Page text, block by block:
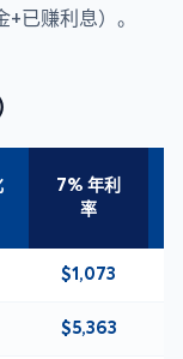
已赚利息）。
7% 年利
率
$1,073
$5,363